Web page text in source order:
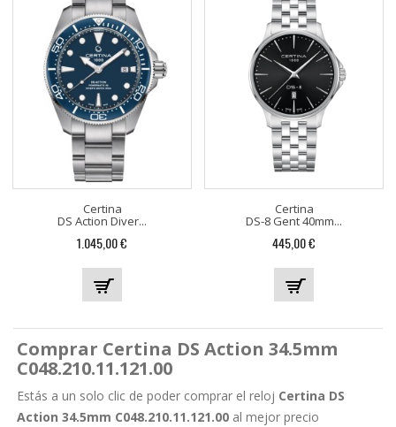
Certina
DS Action Diver...
Precio
1.045,00 €
Certina
DS-8 Gent 40mm...
Precio
445,00 €
Comprar Certina DS Action 34.5mm
C048.210.11.121.00
Estás a un solo clic de poder comprar el reloj Certina DS
Action 34.5mm C048.210.11.121.00 al mejor precio